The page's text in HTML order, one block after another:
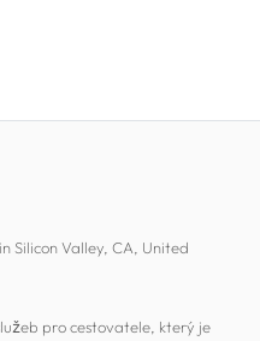
Silicon Valley, CA, United
pro cestovatele, který je